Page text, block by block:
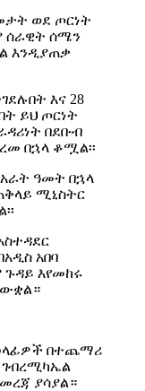
ወደ ጦርነት
ሰራዊት ሰሜን
እንዲያጠቃ
እና 28
ይህ ጦርነት
በደቡብ
በኋላ ቆሟል፡፡
ዓመት በኋላ
ሚኒስትር
አበባ
እየመከሩ
በተጨማሪ
ገብረሚካኤል
ያሳያል።